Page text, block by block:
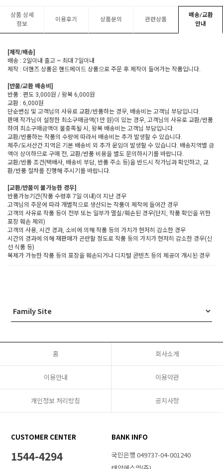
상품 상세
정보
이용후기 상품문의 관련상품
배송/교환
안내
[제작/배송]
배송 : 2일이내 출고 ~ 최대 7일이내
제작 : 더핸즈 상품은 핸드메이드 상품으로 주문 후 제작이 들어가는 작품입니다.
[반품/교환 배송비]
반품 : 편도 3,000원 / 왕복 6,000원
교환 : 6,000원
단순변심 및 고객님의 사유로 교환/반품하는 경우, 배송비는 고객님 부담입니다.
판매 작가님이 설정한 최소구매금액(1만 원)이 있는 경우, 고객님의 사유로 교환/반품
하여 최소구매금액이 불충족될 시, 왕복 배송비는 고객님 부담입니다.
교환/반품하는 작품의 수량에 따라서 배송비는 추가 발생할 수 있습니다.
제주/도서산간 지역은 기본 배송비 외 추가 운임이 발생할 수 있습니다. 배송지역별 금
액이 상이하므로 구매 전, 교환/반품 비용을 별도 문의하시기를 바랍니다.
교환/반품 조건(택배사, 배송비 부담, 반품 주소 등)을 반드시 작가님과 확인하고, 교
환/반품 절차를 진행해 주시기를 바랍니다.
[교환/반품이 불가능한 경우]
반품가능기간(작품 수령후 7일 이내)이 지난 경우
고객님의 주문에 따라 개별적으로 생산되는 작품이 제작에 들어간 경우
고객의 사유로 작품 등이 전부 또는 일부가 멸실/훼손된 경우(단지, 작품 확인을 위한
포장 훼손 제외)
고객의 사용, 시간 경과, 소비에 의해 작품 등의 가치가 현저히 감소한 경우
시간의 경과에 의해 재판매가 곤란할 정도로 작품 등의 가치가 현저히 감소한 경우(신
선 식품 등)
복제가 가능한 작품 등의 포장을 훼손되거나 디지털 콘텐츠 등의 제공이 개시된 경우
홈 회사소개
이용안내 이용약관
개인정보 처리방침 공지사항
CUSTOMER CENTER
1544-4294
BANK INFO
국민은행 049737-04-001240